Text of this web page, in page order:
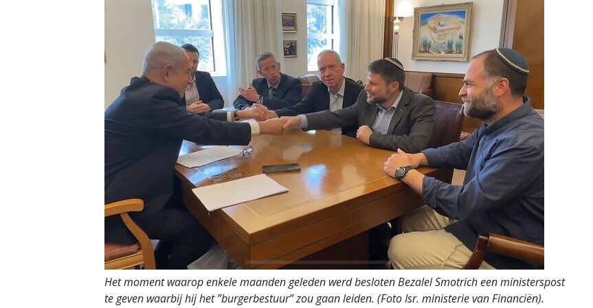
Het moment waarop enkele maanden geleden werd besloten Bezalel Smotrich een ministerspost
te geven waarbij hij het ”burgerbestuur” zou gaan leiden. (Foto Isr. ministerie van Financiën).